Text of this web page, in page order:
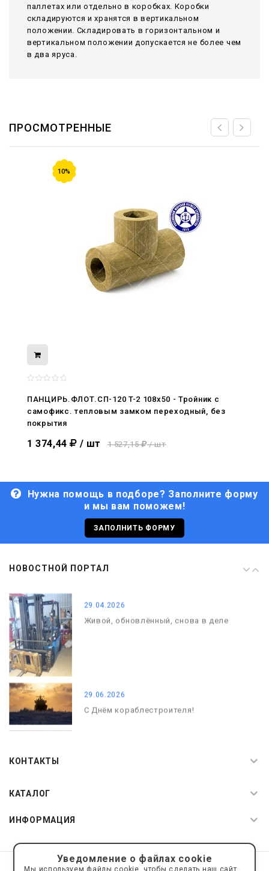
паллетах или отдельно в коробках. Коробки
складируются и хранятся в вертикальном
положении. Складировать в горизонтальном и
вертикальном положении допускается не более чем
в два яруса.
ПРОСМОТРЕННЫЕ
10%
ПАНЦИРЬ.ФЛОТ.СП-120 T-2 108x50 - Тройник c
самофикс. тепловым замком переходный, без
покрытия
1 374,44 / шт 1 527,15 / шт
Нужна помощь в подборе? Заполните форму
и мы вам поможем!
ЗАПОЛНИТЬ ФОРМУ
НОВОСТНОЙ ПОРТАЛ
нами
29.06.2026
С Днём кораблестроителя!
С Днём Победы. Память, которая с
29.04.2026
Живой, обновлённый, снова в деле
29.06.2026
С Днём кораблестроителя!
КОНТАКТЫ
КАТАЛОГ
ИНФОРМАЦИЯ
© 2019—2026 Интернет пространство АкваРос sale@a-ros.ru
Уведомление о файлах cookie
Мы используем файлы cookie, чтобы сделать наш сайт